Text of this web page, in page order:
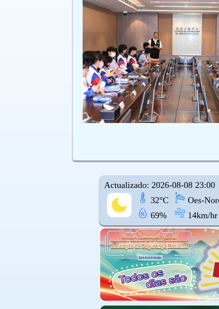
Actualizado: 2026-08-08 23:00
32°C
Oes-
69%
14km/hr